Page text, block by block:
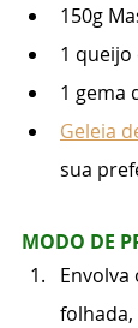
150g
1
1 gema
Geleia
sua
MODO DE
folhada,